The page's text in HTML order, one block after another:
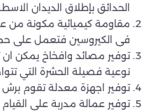
الحدائق بإطلاق الديدان
مقاومة كيميائية مكونة من
فى الكيروسين فتعمل على
توفير مصائد وافخاخ يمكن
نوعية فصيلة الحشرة التي
توفير اجهزة معدلة تقوم
توفير عمالة مدربة على